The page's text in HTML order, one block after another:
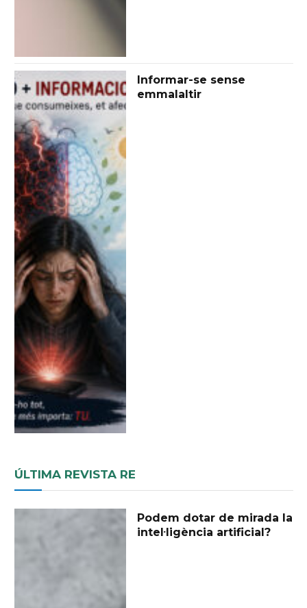
Informar-se sense
emmalaltir
ÚLTIMA REVISTA RE
Podem dotar de mirada la
intel·ligència artificial?